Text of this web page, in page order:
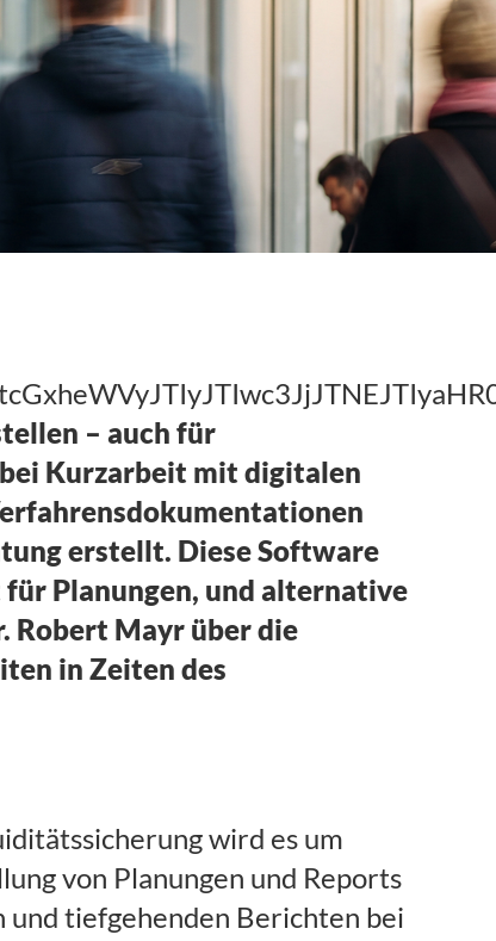
– auch für
Kurzarbeit mit digitalen
erstellt. Diese Software
Planungen, und alternative
Robert Mayr über die
in Zeiten des
wird es um
von Planungen und Reports
tiefgehenden Berichten bei